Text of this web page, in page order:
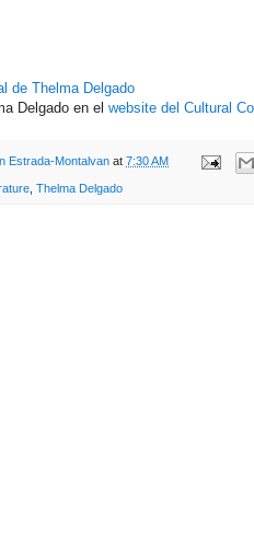
de Thelma Delgado
Delgado en el website del Cultural
Estrada-Montalvan at 7:30 AM
Thelma Delgado